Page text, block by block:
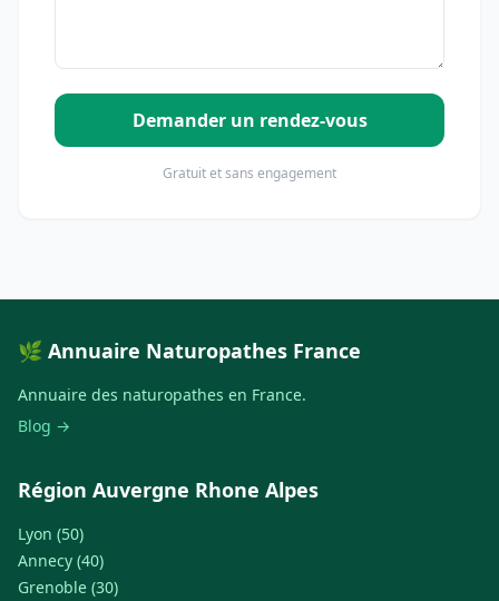
Demander un rendez-vous
Gratuit et sans engagement
🌿 Annuaire Naturopathes France
Annuaire des naturopathes en France.
Blog →
Région Auvergne Rhone Alpes
Lyon (50)
Annecy (40)
Grenoble (30)